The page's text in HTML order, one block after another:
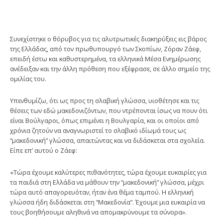
Συνεχίστηκε ο θόρυβος για τις αλυτρωτικές διακηρύξεις εις βάρος
της Ελλάδας, από τον πρωθυπουργό των Σκοπίων, Ζόραν Ζάεφ,
επειδή έστω και καθυστερημένα, τα ελληνικά Μέσα Ενημέρωσης
ανέδειξαν και την άλλη πρόθεση που εξέφρασε, σε άλλο σημείο της
ομιλίας του.
Υπενθυμίζω, ότι ως προς τη σλαβική γλώσσα, υιοθέτησε και τις
θέσεις των εδώ μακεδονιζόντων, που ντρέπονται ίσως να πουν ότι
είναι Βούλγαροι, όπως επιμένει η Βουλγαρία, και οι οποίοι από
χρόνια ζητούν να αναγνωριστεί το σλαβικό ιδίωμά τους ως
“μακεδονική” γλώσσα, απαιτώντας και να διδάσκεται στα σχολεία.
Είπε επ’ αυτού ο Ζάεφ:
«Τώρα έχουμε καλύτερες πιθανότητες, τώρα έχουμε ευκαιρίες για
τα παιδιά στη Ελλάδα να μάθουν την “μακεδονική” γλώσσα, μέχρι
τώρα αυτό απαγορευόταν, ήταν ένα θέμα ταμπού. Η ελληνική
γλώσσα ήδη διδάσκεται στη “Μακεδονία”. Έχουμε μια ευκαιρία να
τους βοηθήσουμε αληθινά να απομακρύνουμε τα σύνορα».